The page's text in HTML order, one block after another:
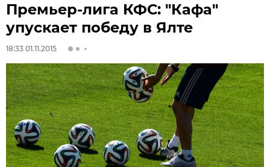
Премьер-лига КФС: "Кафа"
упускает победу в Ялте
18:33 01.11.2015